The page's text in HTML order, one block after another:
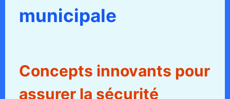
municipale
Concepts innovants pour
assurer la sécurité